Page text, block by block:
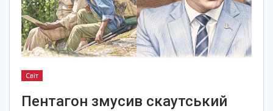
Світ
Пентагон змусив скаутський